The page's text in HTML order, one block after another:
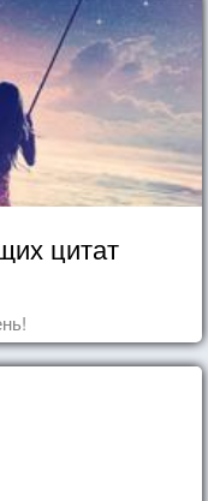
цитат